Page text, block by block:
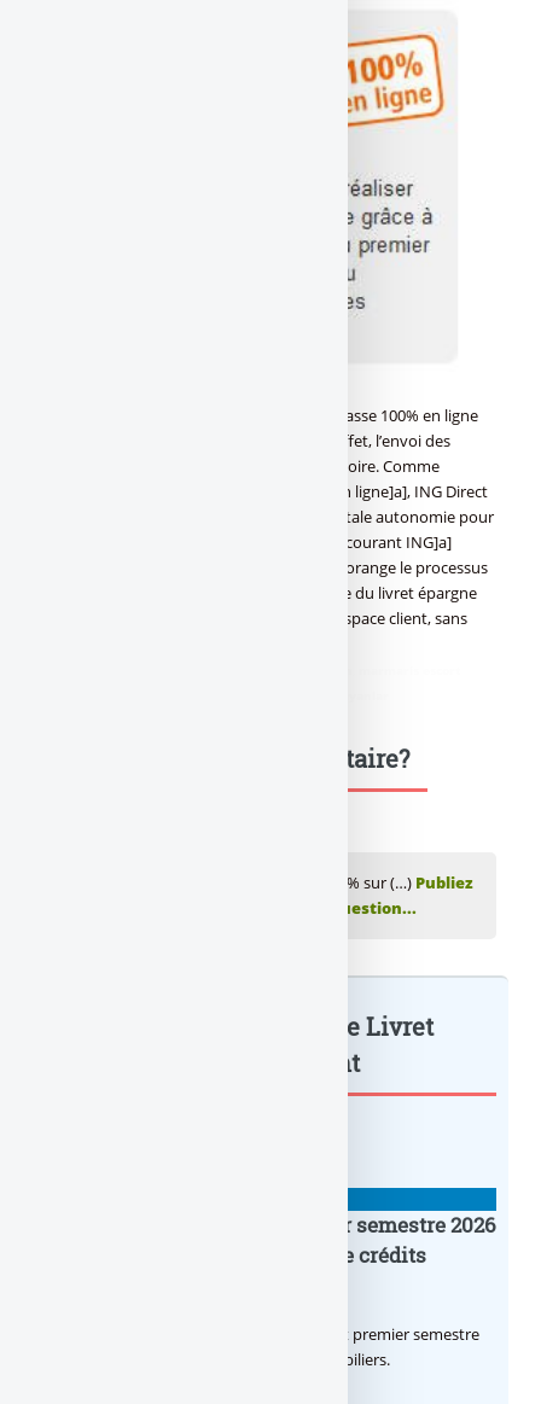
L’ouverture du Livret épargne orange se passe 100% en ligne
pour celles et ceux qui le souhaitent ! En effet, l’envoi des
photocopies par courrier n’est plus obligatoire. Comme
maintenant bon nombre de [a[banques en ligne]a], ING Direct
propose cette solution permettant une totale autonomie pour
les épargnants. Pour les clients [a[compte courant ING]a]
Direct souhaitant ouvrir un livret épargne orange le processus
est encore plus simple, puisque l’ouverture du livret épargne
peut être effectuée directement sur leur espace client, sans
Une question, un commentaire?
💬 Réagir à cet article Livret épargne : 4,50% sur (…) Publiez
votre commentaire ou posez votre question...
Livret épargne : 4,50% sur le Livret
Epargne... : à lire également
Crédit Agricole IDF : un premier semestre 2026
flamboyant, record d’encours de crédits
Le Crédit Agricole IDF a réalisé un excellent premier semestre
2026, via un octroi massif de crédits immobiliers.